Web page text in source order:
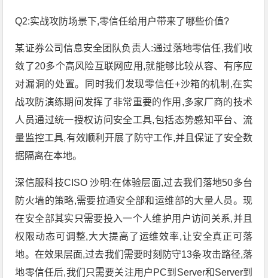
Q2:实战攻防场景下,零信任给用户带来了哪些价值?
某证券公司信息安全团队负责人:通过落地零信任,我们收
敛了20多个高风险互联网应用,就能够比较从容、有序应
对漏洞的处置。同时我们发现零信任+沙箱的机制,在实
战攻防演练期间发挥了非常重要的作用,多家厂商的技术
人员通过统一授权访问安全工具,包括态势感知平台、流
量监控工具,有效顺利开展了防守工作,并且保证了安全数
据隔离在本地。
深信服科技CISO 沙明:在体验层面,过去我们落地50多台
防火墙的策略,需要拉通安全部和运维部的大量人员。现
在安全部其实只需要投入一个人维护用户访问关系,并且
权限动态可调整,大大提高了运维效率,让安全真正可落
地。在效果层面,过去我们需要时刻防守13条攻击路径,落
地零信任后,我们只需要关注用户PC到Server和Server到